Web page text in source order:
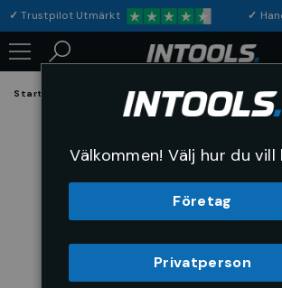
✓Trustpilot Utmärkt ✓
Startsida Förbrukning & Maskintillbehör Fil,
Välkommen! Välj hur du vill
Företag
Privatperson